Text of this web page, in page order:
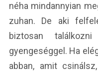
néha mindannyian
zuhan. De aki
biztosan
gyengeséggel. Ha
abban, amit